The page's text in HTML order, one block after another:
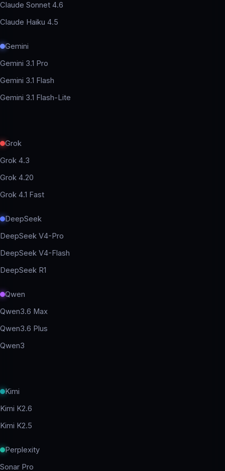
Claude Sonnet 4.6
Claude Haiku 4.5
Gemini
Gemini 3.1 Pro
Gemini 3.1 Flash
Gemini 3.1 Flash-Lite
Grok
Grok 4.3
Grok 4.20
Grok 4.1 Fast
DeepSeek
DeepSeek V4-Pro
DeepSeek V4-Flash
DeepSeek R1
Qwen
Qwen3.6 Max
Qwen3.6 Plus
Qwen3
Kimi
Kimi K2.6
Kimi K2.5
Perplexity
Sonar Pro